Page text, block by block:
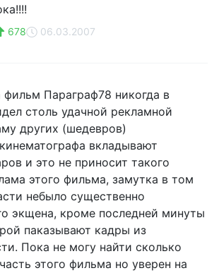
678 06.03.2007
фильм Параграф78 никогда в
столь удачной рекламной
других (шедевров)
вкладывают
и это не приносит такого
этого фильма, замутка в том
небыло существенно
экщена, кроме последней минуты
паказывают кадры из
Пока не могу найти сколько
этого фильма но уверен на